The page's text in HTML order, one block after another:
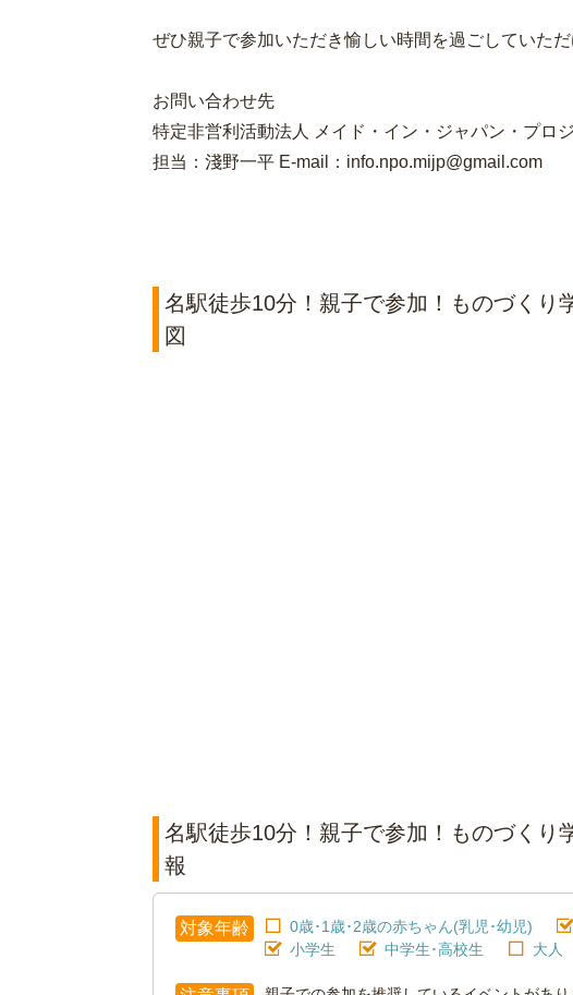
ぜひ親子で参加いただき愉しい時間を過ごしていただ
お問い合わせ先
特定非営利活動法人 メイド・イン・ジャパン・プロ
担当：淺野一平 E-mail：info.npo.mijp@gmail.com
名駅徒歩10分！親子で参加！ものづくり
図
名駅徒歩10分！親子で参加！ものづくり
報
対象年齢 0歳･1歳･2歳の赤ちゃん(乳児･幼児)
小学生
中学生･高校生 大人